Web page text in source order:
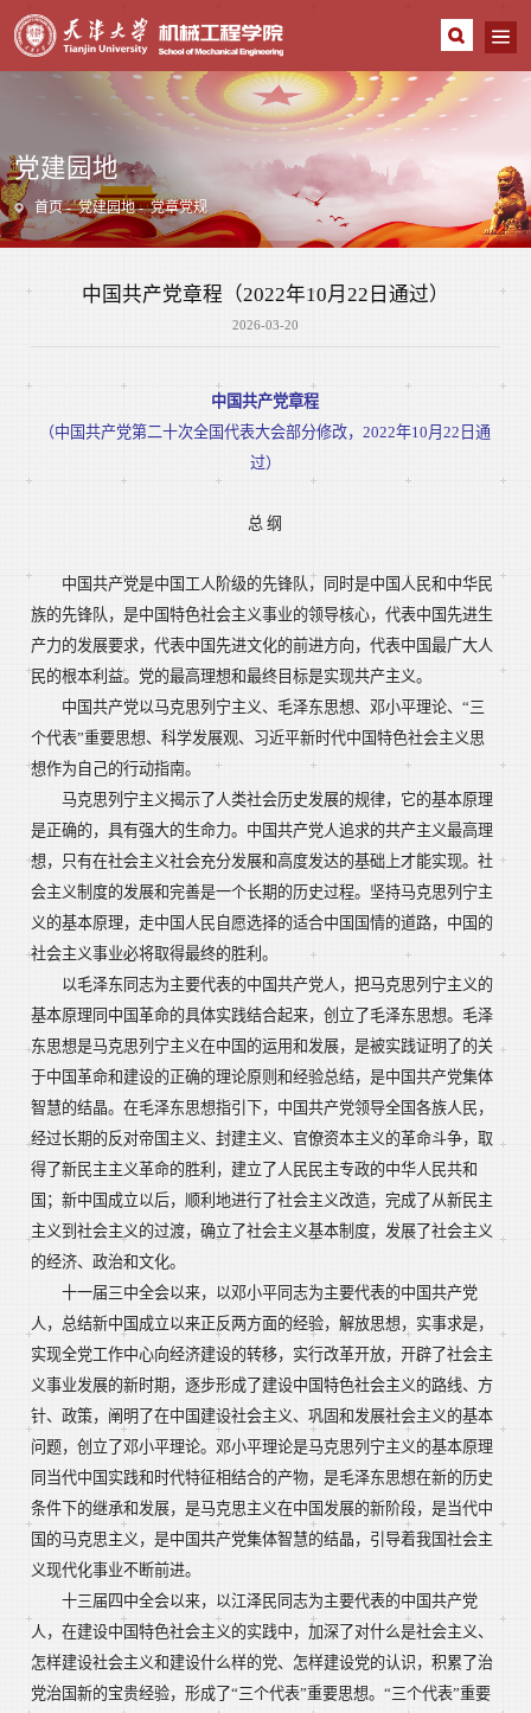
党建园地
首页 党建园地 党章党规
中国共产党章程（2022年10月22日通过）
2026-03-20
中国共产党章程
（中国共产党第二十次全国代表大会部分修改，2022年10月22日通
过）
总 纲
中国共产党是中国工人阶级的先锋队，同时是中国人民和中华民
族的先锋队，是中国特色社会主义事业的领导核心，代表中国先进生
产力的发展要求，代表中国先进文化的前进方向，代表中国最广大人
民的根本利益。党的最高理想和最终目标是实现共产主义。
中国共产党以马克思列宁主义、毛泽东思想、邓小平理论、“三
个代表”重要思想、科学发展观、习近平新时代中国特色社会主义思
想作为自己的行动指南。
马克思列宁主义揭示了人类社会历史发展的规律，它的基本原理
是正确的，具有强大的生命力。中国共产党人追求的共产主义最高理
想，只有在社会主义社会充分发展和高度发达的基础上才能实现。社
会主义制度的发展和完善是一个长期的历史过程。坚持马克思列宁主
义的基本原理，走中国人民自愿选择的适合中国国情的道路，中国的
社会主义事业必将取得最终的胜利。
以毛泽东同志为主要代表的中国共产党人，把马克思列宁主义的
基本原理同中国革命的具体实践结合起来，创立了毛泽东思想。毛泽
东思想是马克思列宁主义在中国的运用和发展，是被实践证明了的关
于中国革命和建设的正确的理论原则和经验总结，是中国共产党集体
智慧的结晶。在毛泽东思想指引下，中国共产党领导全国各族人民，
经过长期的反对帝国主义、封建主义、官僚资本主义的革命斗争，取
得了新民主主义革命的胜利，建立了人民民主专政的中华人民共和
国；新中国成立以后，顺利地进行了社会主义改造，完成了从新民主
主义到社会主义的过渡，确立了社会主义基本制度，发展了社会主义
的经济、政治和文化。
十一届三中全会以来，以邓小平同志为主要代表的中国共产党
人，总结新中国成立以来正反两方面的经验，解放思想，实事求是，
实现全党工作中心向经济建设的转移，实行改革开放，开辟了社会主
义事业发展的新时期，逐步形成了建设中国特色社会主义的路线、方
针、政策，阐明了在中国建设社会主义、巩固和发展社会主义的基本
问题，创立了邓小平理论。邓小平理论是马克思列宁主义的基本原理
同当代中国实践和时代特征相结合的产物，是毛泽东思想在新的历史
条件下的继承和发展，是马克思主义在中国发展的新阶段，是当代中
国的马克思主义，是中国共产党集体智慧的结晶，引导着我国社会主
义现代化事业不断前进。
十三届四中全会以来，以江泽民同志为主要代表的中国共产党
人，在建设中国特色社会主义的实践中，加深了对什么是社会主义、
怎样建设社会主义和建设什么样的党、怎样建设党的认识，积累了治
党治国新的宝贵经验，形成了“三个代表”重要思想。“三个代表”重要